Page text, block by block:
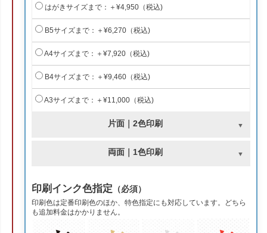
はがきサイズまで：＋¥4,950（税込)
B5サイズまで：＋¥6,270（税込)
A4サイズまで：＋¥7,920（税込)
B4サイズまで：＋¥9,460（税込)
A3サイズまで：＋¥11,000（税込)
片面｜2色印刷
両面｜1色印刷
印刷インク色指定 （必須）
印刷色は定番印刷色のほか、特色指定にも対応しています。どちら
も追加料金はかかりません。